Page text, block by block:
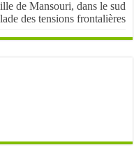
la ville de Mansouri, dans
des tensions